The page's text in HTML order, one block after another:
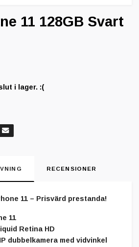
11 128GB Svart
i lager. :(
RECENSIONER
11 – Prisvärd prestanda!
11
Retina HD
dubbelkamera med vidvinkel